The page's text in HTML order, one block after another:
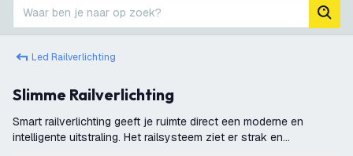
Waar ben je naar op zoek?
Led Railverlichting
Slimme Railverlichting
Smart railverlichting geeft je ruimte direct een moderne en
intelligente uitstraling. Het railsysteem ziet er strak en